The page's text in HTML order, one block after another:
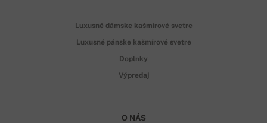
Luxusné dámske kašmírové svetre
Luxusné pánske kašmírové svetre
Doplnky
Výpredaj
O NÁS